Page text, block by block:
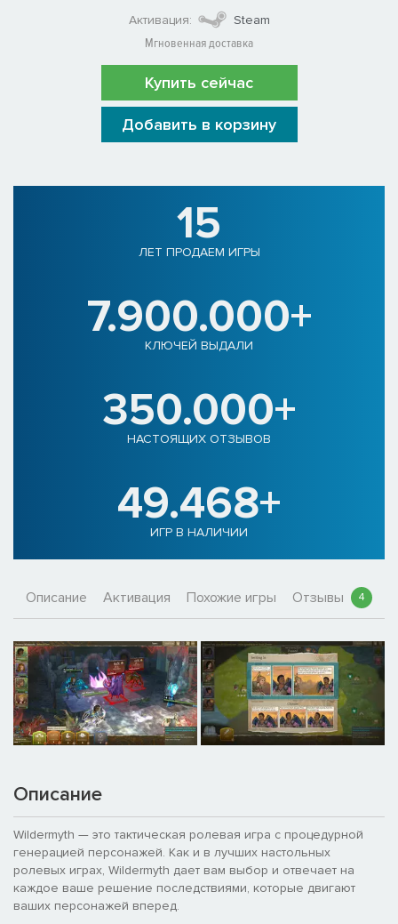
Активация:
Steam
Мгновенная доставка
Купить сейчас
Добавить в корзину
15
ЛЕТ ПРОДАЕМ ИГРЫ
7.900.000+
КЛЮЧЕЙ ВЫДАЛИ
350.000+
НАСТОЯЩИХ ОТЗЫВОВ
49.468+
ИГР В НАЛИЧИИ
Описание Активация Похожие игры Отзывы 4
Описание
Wildermyth — это тактическая ролевая игра с процедурной
генерацией персонажей. Как и в лучших настольных
ролевых играх, Wildermyth дает вам выбор и отвечает на
каждое ваше решение последствиями, которые двигают
ваших персонажей вперед.